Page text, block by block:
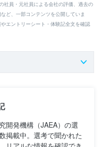
社員・元社員による会社の評価、過去の
ど、一部コンテンツを公開していま
エントリーシート・体験記全文を確認
開発機構（JAEA）の選
掲載中。選考で聞かれた